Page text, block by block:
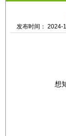
发布时间：
想